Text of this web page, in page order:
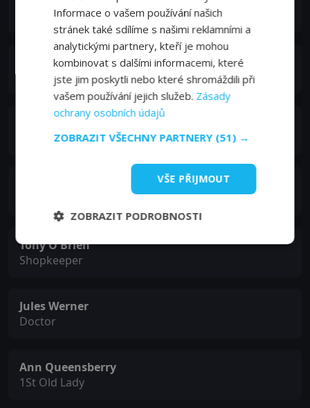
Susan Hitch
Flip Webster
Tony O'Brien
Shopkeeper
Jules Werner
Doctor
Ann Queensberry
1St Old Lady
Informace o vašem používání našich
stránek také sdílíme s našimi reklamními a
analytickými partnery, kteří je mohou
kombinovat s dalšími informacemi, které
jste jim poskytli nebo které shromáždili při
vašem používání jejich služeb. Zásady
ochrany osobních údajů
ZOBRAZIT VŠECHNY PARTNERY (51) →
VŠE PŘIJMOUT
ZOBRAZIT PODROBNOSTI